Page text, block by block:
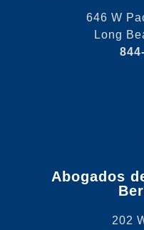
646 W
Long
Abogados
202